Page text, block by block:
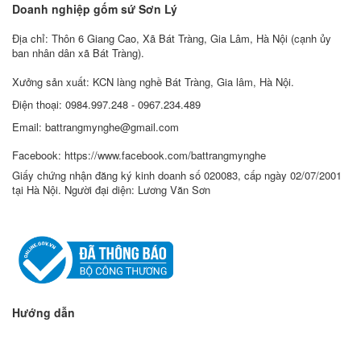
Doanh nghiệp gốm sứ Sơn Lý
Địa chỉ: Thôn 6 Giang Cao, Xã Bát Tràng, Gia Lâm, Hà Nội (cạnh ủy
ban nhân dân xã Bát Tràng).
Xưởng sản xuất: KCN làng nghề Bát Tràng, Gia lâm, Hà Nội.
Điện thoại: 0984.997.248 - 0967.234.489
Email: battrangmynghe@gmail.com
Facebook: https://www.facebook.com/battrangmynghe
Giấy chứng nhận đăng ký kinh doanh số 020083, cấp ngày 02/07/2001
tại Hà Nội. Người đại diện: Lương Văn Sơn
Hướng dẫn